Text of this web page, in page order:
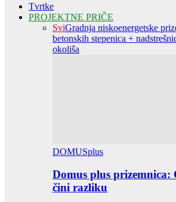
Tvrtke
PROJEKTNE PRIČE
SviGradnja niskoenergetske
betonskih stepenica +
okoliša
DOMUSplus
Domus plus
čini razliku